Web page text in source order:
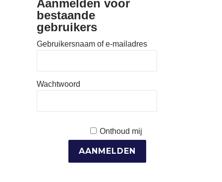
Aanmelden voor
bestaande
gebruikers
Gebruikersnaam of e-mailadres
Wachtwoord
Onthoud mij